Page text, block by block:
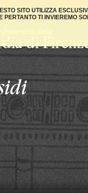
SITO UTILIZZA
PERTANTO TI INVIEREMO